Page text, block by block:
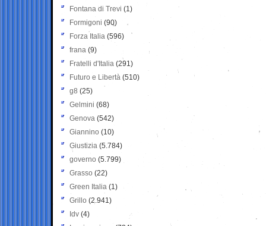
Fontana di Trevi (1)
Formigoni (90)
Forza Italia (596)
frana (9)
Fratelli d'Italia (291)
Futuro e Libertà (510)
g8 (25)
Gelmini (68)
Genova (542)
Giannino (10)
Giustizia (5.784)
governo (5.799)
Grasso (22)
Green Italia (1)
Grillo (2.941)
Idv (4)